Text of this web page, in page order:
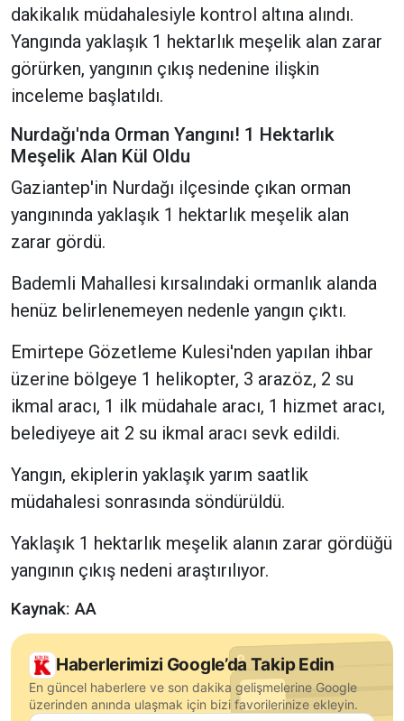
dakikalık müdahalesiyle kontrol altına alındı.
Yangında yaklaşık 1 hektarlık meşelik alan zarar
görürken, yangının çıkış nedenine ilişkin
inceleme başlatıldı.
Nurdağı'nda Orman Yangını! 1 Hektarlık
Meşelik Alan Kül Oldu
Gaziantep'in Nurdağı ilçesinde çıkan orman
yangınında yaklaşık 1 hektarlık meşelik alan
zarar gördü.
Bademli Mahallesi kırsalındaki ormanlık alanda
henüz belirlenemeyen nedenle yangın çıktı.
Emirtepe Gözetleme Kulesi'nden yapılan ihbar
üzerine bölgeye 1 helikopter, 3 arazöz, 2 su
ikmal aracı, 1 ilk müdahale aracı, 1 hizmet aracı,
belediyeye ait 2 su ikmal aracı sevk edildi.
Yangın, ekiplerin yaklaşık yarım saatlik
müdahalesi sonrasında söndürüldü.
Yaklaşık 1 hektarlık meşelik alanın zarar gördüğü
yangının çıkış nedeni araştırılıyor.
Kaynak: AA
Haberlerimizi Google’da Takip Edin
En güncel haberlere ve son dakika gelişmelerine Google
üzerinden anında ulaşmak için bizi favorilerinize ekleyin.